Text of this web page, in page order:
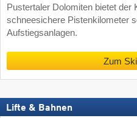
Pustertaler Dolomiten bietet der
schneesichere Pistenkilometer
Aufstiegsanlagen.
Zum
Lifte & Bahnen